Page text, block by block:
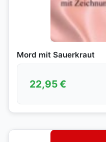
Mord mit Sauerkraut
22,95€